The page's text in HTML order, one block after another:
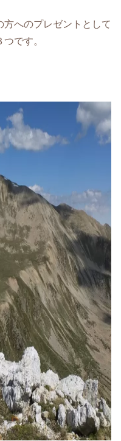
方へのプレゼントとして
です。